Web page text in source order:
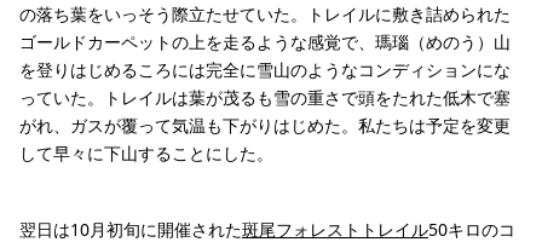
の落ち葉をいっそう際立たせていた。トレイルに敷き詰められた
ゴールドカーペットの上を走るような感覚で、瑪瑙（めのう）山
を登りはじめるころには完全に雪山のようなコンディションにな
っていた。トレイルは葉が茂るも雪の重さで頭をたれた低木で塞
がれ、ガスが覆って気温も下がりはじめた。私たちは予定を変更
して早々に下山することにした。
翌日は10月初旬に開催された斑尾フォレストトレイル50キロのコ